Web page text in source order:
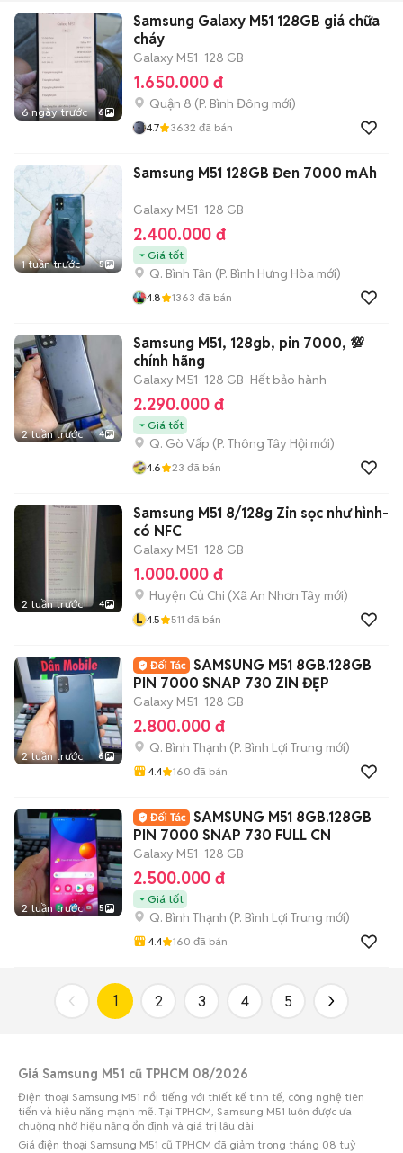
6 ngày trước 6
Samsung Galaxy M51 128GB giá chữa
cháy
Galaxy M51 128 GB
1.650.000 đ
Quận 8 (P. Bình Đông mới)
4.7 3632 đã bán
1 tuần trước 5
Samsung M51 128GB Đen 7000 mAh
Galaxy M51 128 GB
2.400.000 đ
Giá tốt
Q. Bình Tân (P. Bình Hưng Hòa mới)
4.8 1363 đã bán
2 tuần trước 4
Samsung M51, 128gb, pin 7000, 💯
chính hãng
Galaxy M51 128 GB Hết bảo hành
2.290.000 đ
Giá tốt
Q. Gò Vấp (P. Thông Tây Hội mới)
4.6 23 đã bán
2 tuần trước 4
Samsung M51 8/128g Zin sọc như hình-
có NFC
Galaxy M51 128 GB
1.000.000 đ
Huyện Củ Chi (Xã An Nhơn Tây mới)
L 4.5 511 đã bán
2 tuần trước 6
SAMSUNG M51 8GB.128GB
PIN 7000 SNAP 730 ZIN ĐẸP
Galaxy M51 128 GB
2.800.000 đ
Q. Bình Thạnh (P. Bình Lợi Trung mới)
4.4 160 đã bán
2 tuần trước 5
SAMSUNG M51 8GB.128GB
PIN 7000 SNAP 730 FULL CN
Galaxy M51 128 GB
2.500.000 đ
Giá tốt
Q. Bình Thạnh (P. Bình Lợi Trung mới)
4.4 160 đã bán
1 2 3 4 5
Giá Samsung M51 cũ TPHCM 08/2026
Điện thoại Samsung M51 nổi tiếng với thiết kế tinh tế, công nghệ tiên
tiến và hiệu năng mạnh mẽ. Tại TPHCM, Samsung M51 luôn được ưa
chuộng nhờ hiệu năng ổn định và giá trị lâu dài.
Giá điện thoại Samsung M51 cũ TPHCM đã giảm trong tháng 08 tuỳ